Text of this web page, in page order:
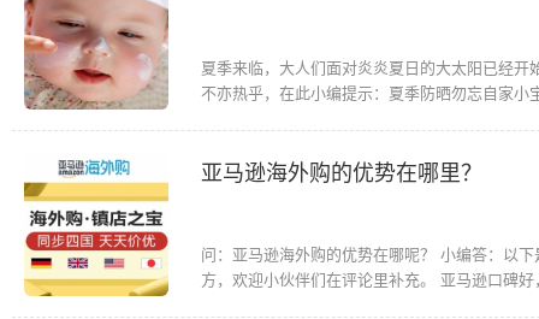
夏季来临，大人们面对炎炎夏日的大太阳已经
不亦热乎，在此小编提示：夏季防晒勿忘自家小
亚马逊海外购的优势在哪里？
问：亚马逊海外购的优势在哪呢？ 小编答：以
方，欢迎小伙伴们在评论里补充。 亚马逊口碑